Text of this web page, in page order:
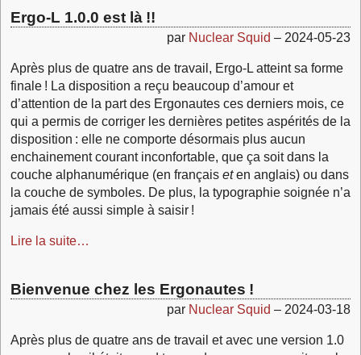
Ergo‑L 1.0.0 est là !!
par Nuclear Squid – 2024-05-23
Après plus de quatre ans de travail, Ergo‑L atteint sa forme
finale ! La disposition a reçu beaucoup d’amour et
d’attention de la part des Ergonautes ces derniers mois, ce
qui a permis de corriger les dernières petites aspérités de la
disposition : elle ne comporte désormais plus aucun
enchainement courant inconfortable, que ça soit dans la
couche alphanumérique (en français eten anglais) ou dans
la couche de symboles. De plus, la typographie soignée n’a
jamais été aussi simple à saisir !
Lire la suite…
Bienvenue chez les Ergonautes !
par Nuclear Squid – 2024-03-18
Après plus de quatre ans de travail et avec une version 1.0